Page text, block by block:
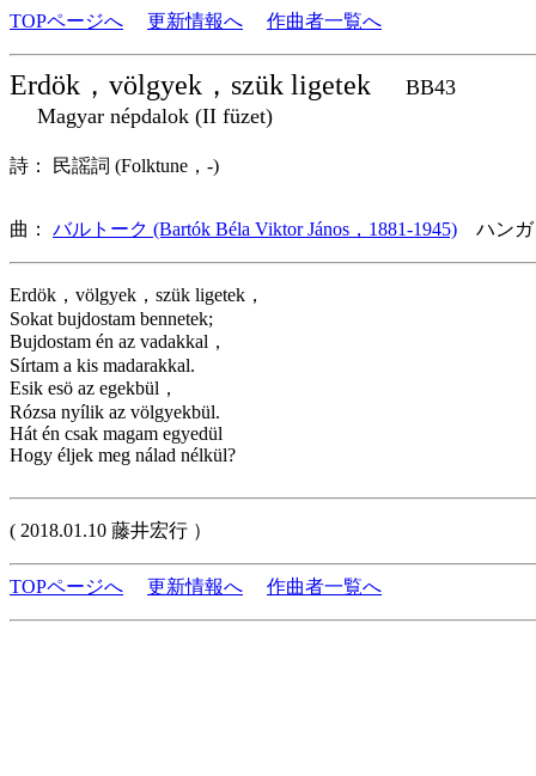
TOPページへ 更新情報へ 作曲者一覧へ
Erdök，völgyek，szük ligetek
BB43
Magyar népdalok (II füzet)
詩： 民謡詞 (Folktune，-)
曲： バルトーク (Bartók Béla Viktor János，1881-1945) ハン
Erdök，völgyek，szük ligetek，
Sokat bujdostam bennetek;
Bujdostam én az vadakkal，
Sírtam a kis madarakkal.
Esik esö az egekbül，
Rózsa nyílik az völgyekbül.
Hát én csak magam egyedül
Hogy éljek meg nálad nélkül?
( 2018.01.10 藤井宏行 ）
TOPページへ 更新情報へ 作曲者一覧へ